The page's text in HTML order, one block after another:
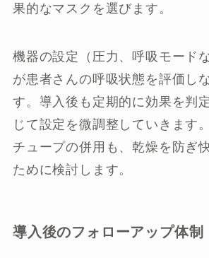
果的なマスクを選びます。
機器の設定（圧力、呼吸モード
が患者さんの呼吸状態を評価し
す。導入後も定期的に効果を判
じて設定を微調整していきます
チュープの併用も、乾燥を防ぎ
ために検討します。
導入後のフォローアップ体制